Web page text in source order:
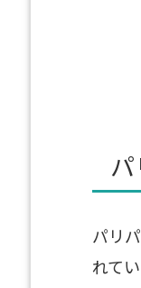
パリ
れて